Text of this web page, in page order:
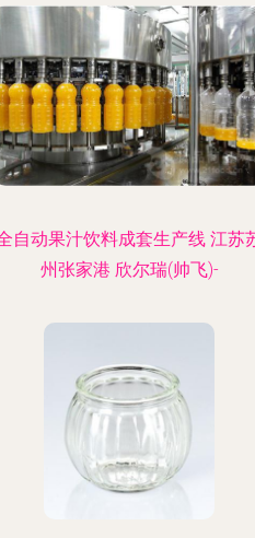
自动果汁饮料成套生产线 江苏
州张家港 欣尔瑞(帅飞)-